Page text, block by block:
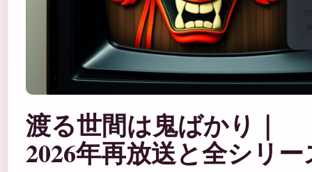
渡る世間は鬼ばかり｜
2026年再放送と全シリ